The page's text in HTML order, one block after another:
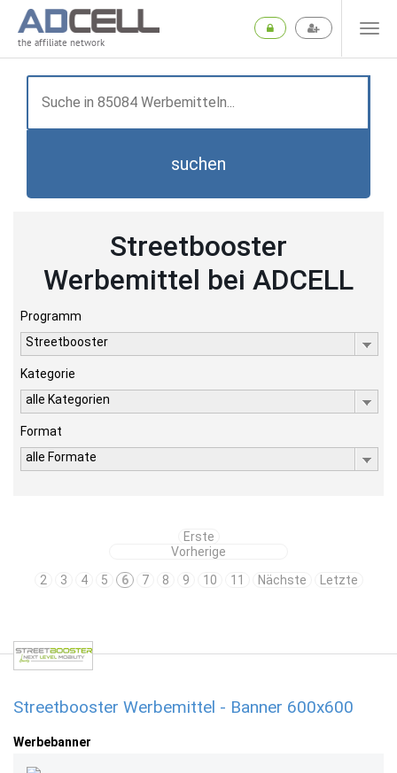
the affiliate network
suchen
Streetbooster
Werbemittel bei ADCELL
Programm
Streetbooster
Kategorie
alle Kategorien
Format
alle Formate
Erste
Vorherige
2
3 4 5 6 7 8 9 10 11 Nächste Letzte
Streetbooster Werbemittel - Banner 600x600
Werbebanner